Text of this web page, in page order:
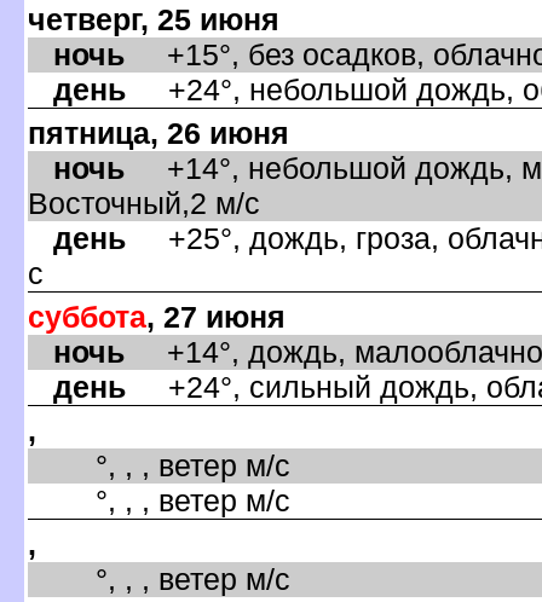
четверг, 25 июня
ночь +15°, без осадков,
день +24°, небольшой дождь,
пятница, 26 июня
ночь +14°, небольшой дождь,
осточный,2 м/с
день +25°, дождь, гроза,
с
суббота, 27 июня
ночь +14°, дождь,
день +24°, сильный дождь,
,
°, , , ветер м/с
°, , , ветер м/с
,
°, , , ветер м/с